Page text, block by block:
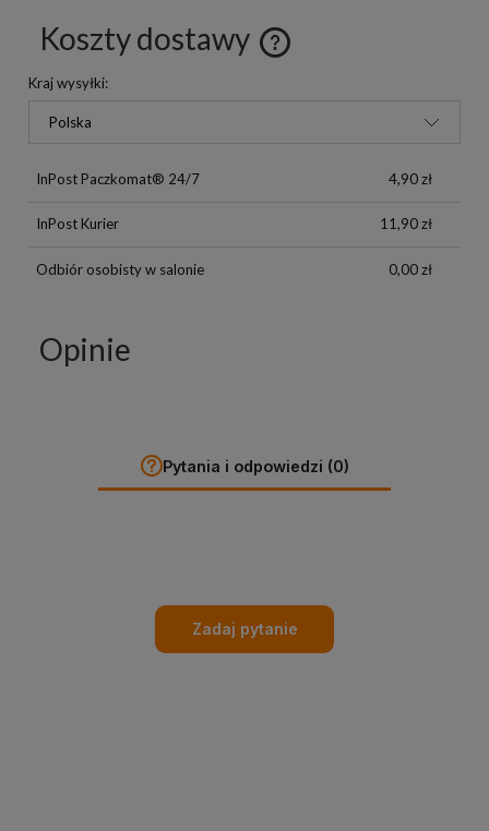
Koszty dostawy
Kraj wysyłki:
InPost Paczkomat® 24/7 4,90 zł
InPost Kurier 11,90 zł
Odbiór osobisty w salonie 0,00 zł
Opinie
Pytania i odpowiedzi (0)
Zadaj pytanie